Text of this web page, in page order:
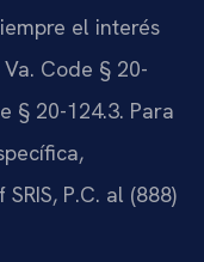
el interés
Code § 20-
§ 20-124.3. Para
P.C. al (888)